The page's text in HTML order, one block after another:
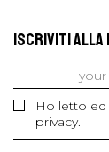
ISCRIVITI
Ho letto ed
privacy.